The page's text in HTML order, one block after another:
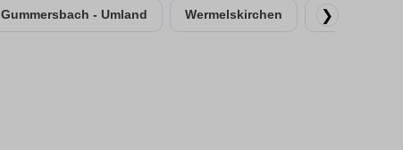
Gummersbach - Umland Wermelskirchen Overath
❯